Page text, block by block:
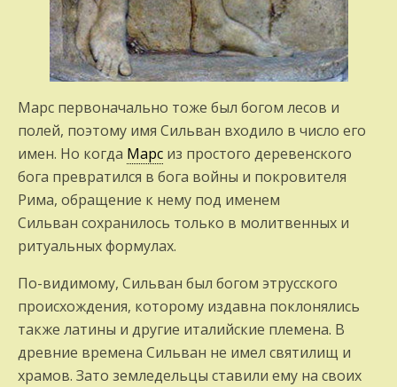
Марс первоначально тоже был богом ле­сов и
полей, поэтому имя Сильван входило в чис­ло его
имен. Но когда Марс из простого деревенского
бога превратился в бога вой­ны и покровителя
Рима, обращение к нему под именем
Сильван сохранилось только в моли­твенных и
ритуальных формулах.
По-видимому, Сильван был богом этрусского
происхождения, которому издавна покло­нялись
также латины и другие италийские племена. В
древние времена Сильван не имел святилищ и
храмов. Зато земледельцы ста­вили ему на своих